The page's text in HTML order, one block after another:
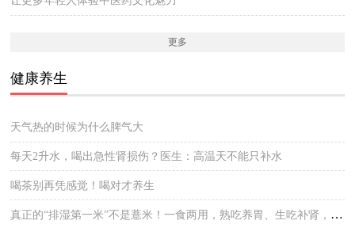
更多
健康养生
天气热的时候为什么脾气大
每天2升水，喝出急性肾损伤？医生：高温天不能只补水
喝茶别再凭感觉！喝对才养生
真正的“排湿第一米”不是薏米！一食两用，熟吃养胃、生吃补肾，湿气悄悄排干净